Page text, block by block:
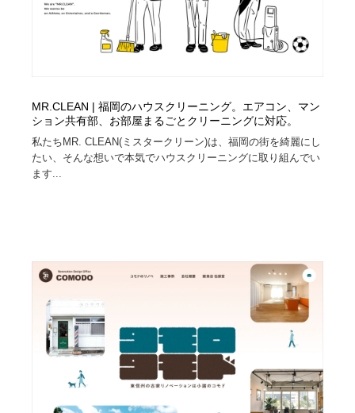
MR.CLEAN | 福岡のハウスクリーニング。エアコン、マン
ション共有部、お部屋まるごとクリーニングに対応。
私たちMR. CLEAN(ミスタークリーン)は、福岡の街を綺麗にし
たい、そんな想いで本気でハウスクリーニングに取り組んでい
ます...